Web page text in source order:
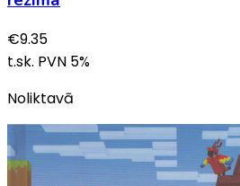
€9.35
t.sk. PVN 5%
Noliktavā